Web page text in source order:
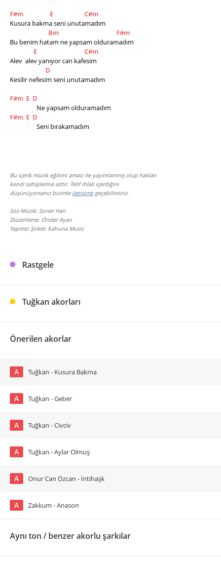
F#m E
C#m
Kusura bakma seni unutamadım
Bm
F#m
Bu benim hatam ne yapsam olduramadım
E
C#m
Alev  alev yanıyor can kafesim
D
Kesilir nefesim seni unutamadım
F#m E D
                  Ne yapsam olduramadım
F#m E D
                  Seni bırakamadım
Bu içerik müzik eğitimi amacı ile yayımlanmış olup hakları
kendi sahiplerine aittir. Telif ihlali içerdiğini
düşünüyorsanız bizimle iletişimegeçebilirsiniz.
Söz-Müzik: Soner Han
Düzenleme: Önder Ayan
Yapımcı Şirket: Kahuna Music
Rastgele
Tuğkan akorları
Önerilen akorlar
A Tuğkan - Kusura Bakma
A Tuğkan - Geber
A Tuğkan - Civciv
A Tuğkan - Aylar Olmuş
A Onur Can Özcan - İntihaşk
A Zakkum - Anason
Aynı ton / benzer akorlu şarkılar